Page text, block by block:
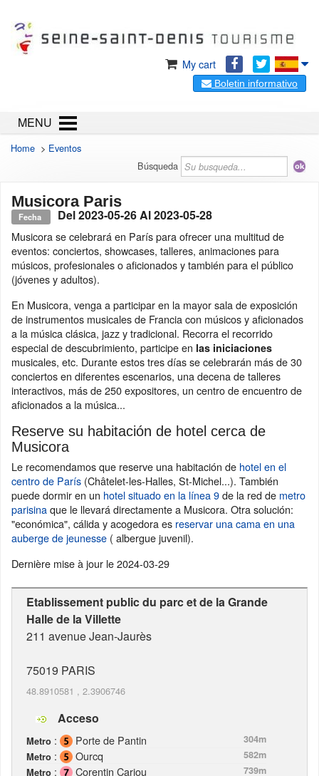
My cart
Boletin informativo
MENU
Home > Eventos
Búsqueda
Musicora Paris
Fecha Del2023-05-26Al2023-05-28
Musicora se celebrará en París para ofrecer una multitud de
eventos: conciertos, showcases, talleres, animaciones para
músicos, profesionales o aficionados y también para el público
(jóvenes y adultos).
En Musicora, venga a participar en la mayor sala de exposición
de instrumentos musicales de Francia con músicos y aficionados
a la música clásica, jazz y tradicional. Recorra el recorrido
especial de descubrimiento, participe en las iniciaciones
musicales, etc. Durante estos tres días se celebrarán más de 30
conciertos en diferentes escenarios, una decena de talleres
interactivos, más de 250 expositores, un centro de encuentro de
aficionados a la música...
Reserve su habitación de hotel cerca de
Musicora
Le recomendamos que reserve una habitación de hotel en el
centro de París (Châtelet-les-Halles, St-Michel...). También
puede dormir en un hotel situado en la línea 9de la red de metro
parisinaque le llevará directamente a Musicora. Otra solución:
"económica", cálida y acogedora es reservar una cama en una
auberge de jeunesse ( albergue juvenil).
Dernière mise à jour le2024-03-29
Etablissement public du parc et de la Grande
Halle de la Villette
211 avenue Jean-Jaurès
75019 PARIS
48.8910581 , 2.3906746
Acceso
Metro : Porte de Pantin
304m
Metro : Ourcq
582m
Metro : Corentin Cariou
739m